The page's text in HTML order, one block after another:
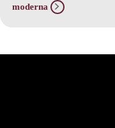
moderna